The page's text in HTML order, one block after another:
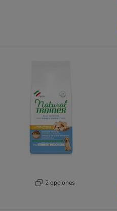
2 opciones